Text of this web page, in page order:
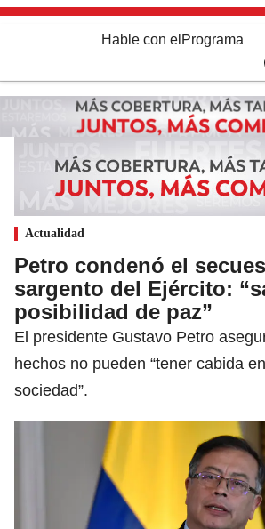
Hable con el Programa
Actualidad
Petro condenó el
sargento del Ejército:
posibilidad de paz”
El presidente Gustavo Petro
hechos no pueden “tener cabida
sociedad”.